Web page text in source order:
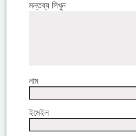
মন্তব্য লিখুন
নাম
ইমেইল